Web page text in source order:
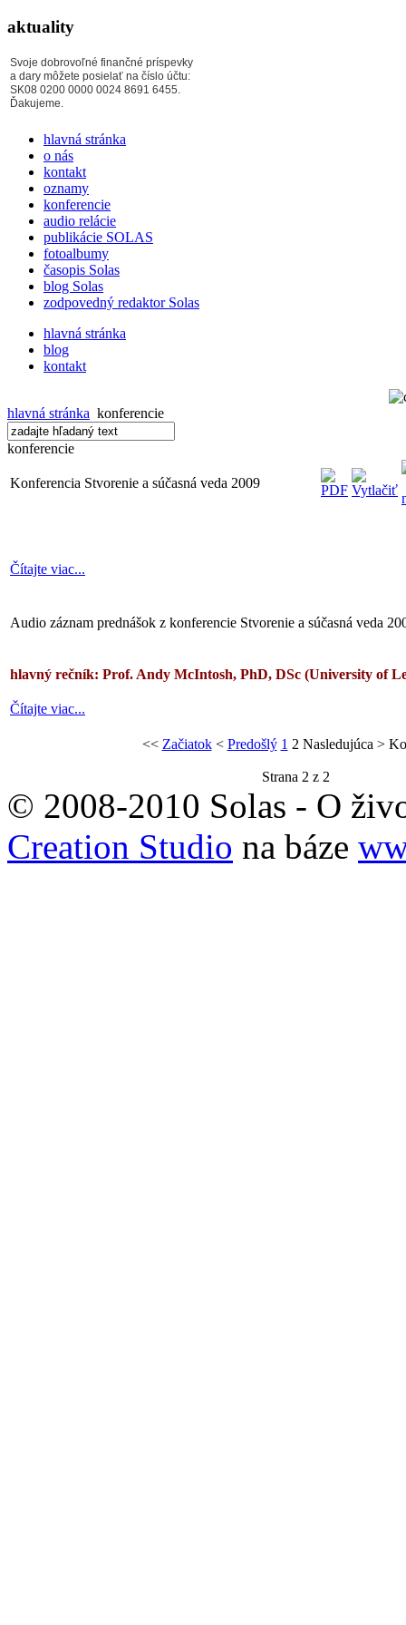
aktuality
Svoje dobrovoľné finančné príspevky
a dary môžete posielať na číslo účtu:
SK08 0200 0000 0024 8691 6455.
Ďakujeme.
hlavná stránka
o nás
kontakt
oznamy
konferencie
audio relácie
publikácie SOLAS
fotoalbumy
časopis Solas
blog Solas
zodpovedný redaktor Solas
hlavná stránka
blog
kontakt
hlavná stránka konferencie
konferencie
Konferencia Stvorenie a súčasná veda 2009
Čítajte viac...
Audio záznam prednášok z konferencie Stvorenie a súčasná veda
hlavný rečník: Prof. Andy McIntosh, PhD, DSc (University of
Čítajte viac...
<< Začiatok< Predošlý 1 2 Nasledujúca>
Strana 2 z 2
© 2008-2010 Solas - O
Creation Studio na báze